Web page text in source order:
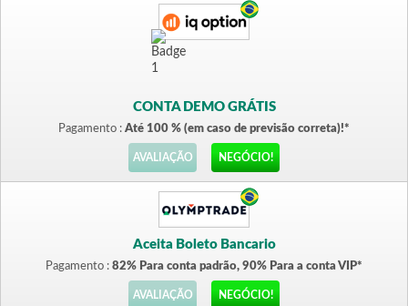
CONTA DEMO GRÁTIS
Pagamento : Até 100 % (em caso de previsão correta)!*
AVALIAÇÃO NEGÓCIO!
Aceita Boleto Bancario
Pagamento : 82% Para conta padrão, 90% Para a conta VIP*
AVALIAÇÃO NEGÓCIO!